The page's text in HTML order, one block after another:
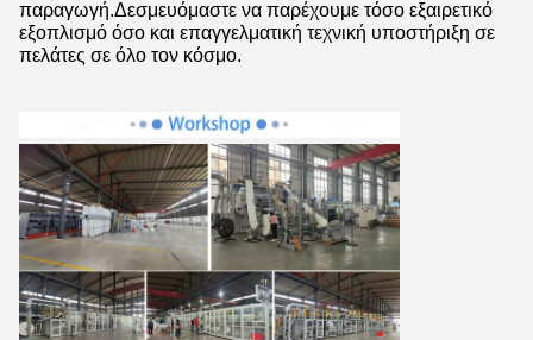
παραγωγή.Δεσμευόμαστε να παρέχουμε τόσο εξαιρετικό
εξοπλισμό όσο και επαγγελματική τεχνική υποστήριξη σε
πελάτες σε όλο τον κόσμο.